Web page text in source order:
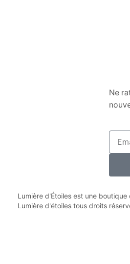
Ne
Lumière d'Étoiles est une
Lumière d'étoiles tous droits